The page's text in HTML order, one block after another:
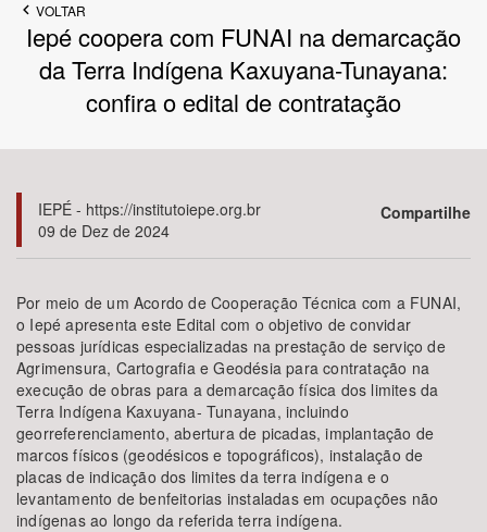
Bioma / Bacia
Tema
Subtema
Área de Levantamento
Área Protegida
BUSCAR
VOLTAR
Iepé coopera com FUNAI na demarcação
da Terra Indígena Kaxuyana-Tunayana:
confira o edital de contratação
IEPÉ - https://institutoiepe.org.br
09 de Dez de 2024
Compartilhe
Por meio de um Acordo de Cooperação Técnica com a FUNAI,
o Iepé apresenta este Edital com o objetivo de convidar
pessoas jurídicas especializadas na prestação de serviço de
Agrimensura, Cartografia e Geodésia para contratação na
execução de obras para a demarcação física dos limites da
Terra Indígena Kaxuyana- Tunayana, incluindo
georreferenciamento, abertura de picadas, implantação de
marcos físicos (geodésicos e topográficos), instalação de
placas de indicação dos limites da terra indígena e o
levantamento de benfeitorias instaladas em ocupações não
indígenas ao longo da referida terra indígena.